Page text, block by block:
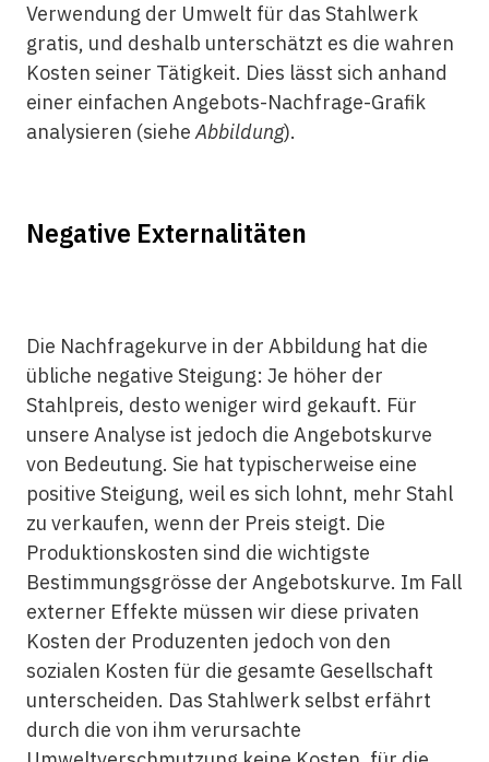
Verwendung der Umwelt für das Stahlwerk
gratis, und deshalb unterschätzt es die wahren
Kosten seiner Tätigkeit. Dies lässt sich anhand
einer einfachen Angebots-Nachfrage-Grafik
analysieren (sieheAbbildung).
Negative Externalitäten
Die Nachfragekurve in der Abbildung hat die
übliche negative Steigung: Je höher der
Stahlpreis, desto weniger wird gekauft. Für
unsere Analyse ist jedoch die Angebotskurve
von Bedeutung. Sie hat typischerweise eine
positive Steigung, weil es sich lohnt, mehr Stahl
zu verkaufen, wenn der Preis steigt. Die
Produktionskosten sind die wichtigste
Bestimmungsgrösse der Angebotskurve. Im Fall
externer Effekte müssen wir diese privaten
Kosten der Produzenten jedoch von den
sozialen Kosten für die gesamte Gesellschaft
unterscheiden. Das Stahlwerk selbst erfährt
durch die von ihm verursachte